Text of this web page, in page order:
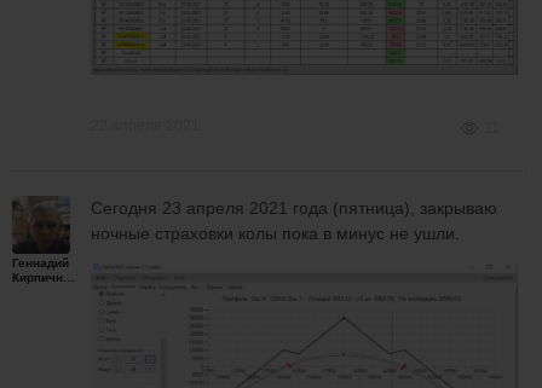
Геннадий
Кирпичников
Сегодня 23 апреля 2021 года (пятница), закрываю
ночные страховки колы пока в минус не ушли.